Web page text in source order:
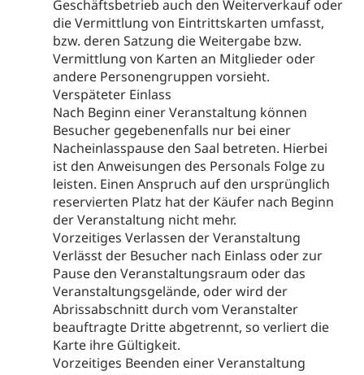
Geschäftsbetrieb auch den Weiterverkauf oder
die Vermittlung von Eintrittskarten umfasst,
bzw. deren Satzung die Weitergabe bzw.
Vermittlung von Karten an Mitglieder oder
andere Personengruppen vorsieht.
Verspäteter Einlass
Nach Beginn einer Veranstaltung können
Besucher gegebenenfalls nur bei einer
Nacheinlasspause den Saal betreten. Hierbei
ist den Anweisungen des Personals Folge zu
leisten. Einen Anspruch auf den ursprünglich
reservierten Platz hat der Käufer nach Beginn
der Veranstaltung nicht mehr.
Vorzeitiges Verlassen der Veranstaltung
Verlässt der Besucher nach Einlass oder zur
Pause den Veranstaltungsraum oder das
Veranstaltungsgelände, oder wird der
Abrissabschnitt durch vom Veranstalter
beauftragte Dritte abgetrennt, so verliert die
Karte ihre Gültigkeit.
Vorzeitiges Beenden einer Veranstaltung